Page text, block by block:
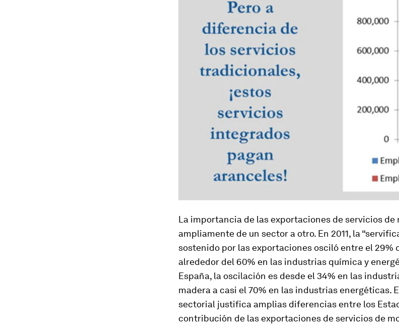
La importancia de las exportaciones de servicios de
ampliamente de un sector a otro. En 2011, la
sostenido por las exportaciones osciló entre el 29%
alrededor del 60% en las industrias química y
España, la oscilación es desde el 34% en las
madera a casi el 70% en las industrias energéticas.
sectorial justifica amplias diferencias entre los
contribución de las exportaciones de servicios de